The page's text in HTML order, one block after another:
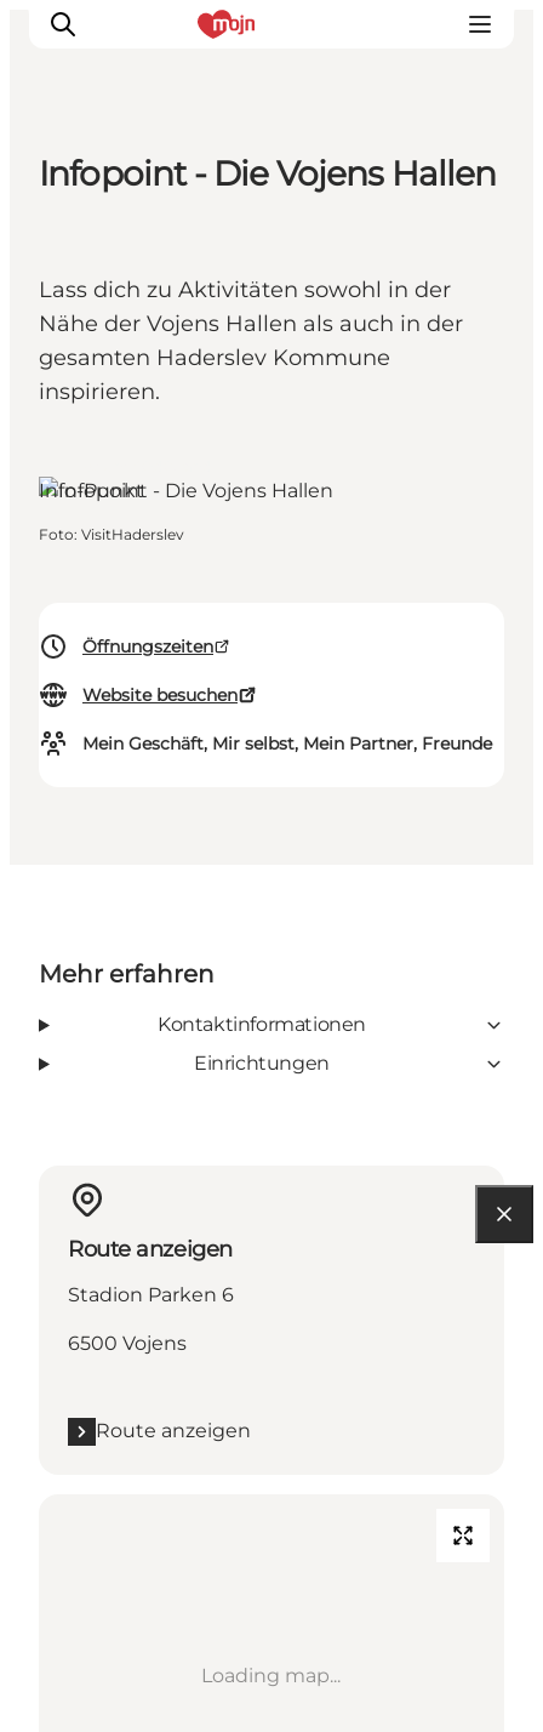
Events
Übernachtung
Plane deine Reise
Booking
Infopoint - Die Vojens Hallen
Lass dich zu Aktivitäten sowohl in der
Nähe der Vojens Hallen als auch in der
gesamten Haderslev Kommune
inspirieren.
Öffnungszeiten
Website besuchen
Mein Geschäft, Mir selbst, Mein Partner, Freunde
Info-Punkt
Foto: VisitHaderslev
Mehr erfahren
Kontaktinformationen
Einrichtungen
Route anzeigen
Stadion Parken 6
6500 Vojens
Route anzeigen
Loading map...